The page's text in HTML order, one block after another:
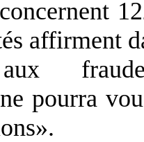
affirment
pourra